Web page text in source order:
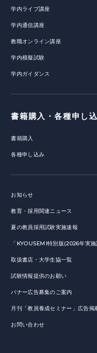
学内ライブ講座
学内通信講座
教職オンライン講座
学内模擬試験
学内ガイダンス
書籍購入・各種申し
書籍購入
各種申し込み
お知らせ
教育・採用関連ニュース
夏の教員採用試験実施速報
「KYOUSEMI特別版(2026年実
取扱書店・大学生協一覧
試験情報提供のお願い
バナー広告募集のご案内
月刊「教員養成セミナー」広告掲
お問い合わせ